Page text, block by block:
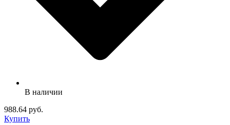
В наличии
988.64 руб.
Купить